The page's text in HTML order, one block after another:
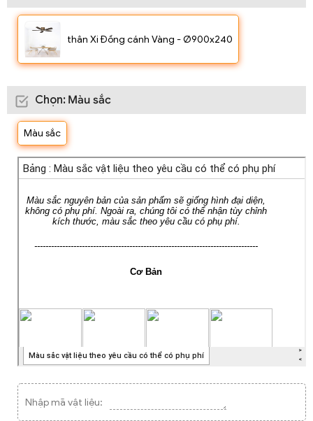
thân Xi Đồng cánh Vàng - Ø900x240
Chọn: Màu sắc
Màu sắc
Nhập mã vật liệu: